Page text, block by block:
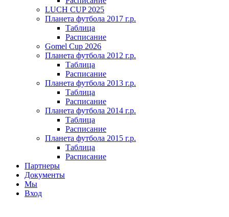
LUCH CUP 2025
Планета футбола 2017 г.р.
Таблица
Расписание
Gomel Cup 2026
Планета футбола 2012 г.р.
Таблица
Расписание
Планета футбола 2013 г.р.
Таблица
Расписание
Планета футбола 2014 г.р.
Таблица
Расписание
Планета футбола 2015 г.р.
Таблица
Расписание
Партнеры
Документы
Мы
Вход